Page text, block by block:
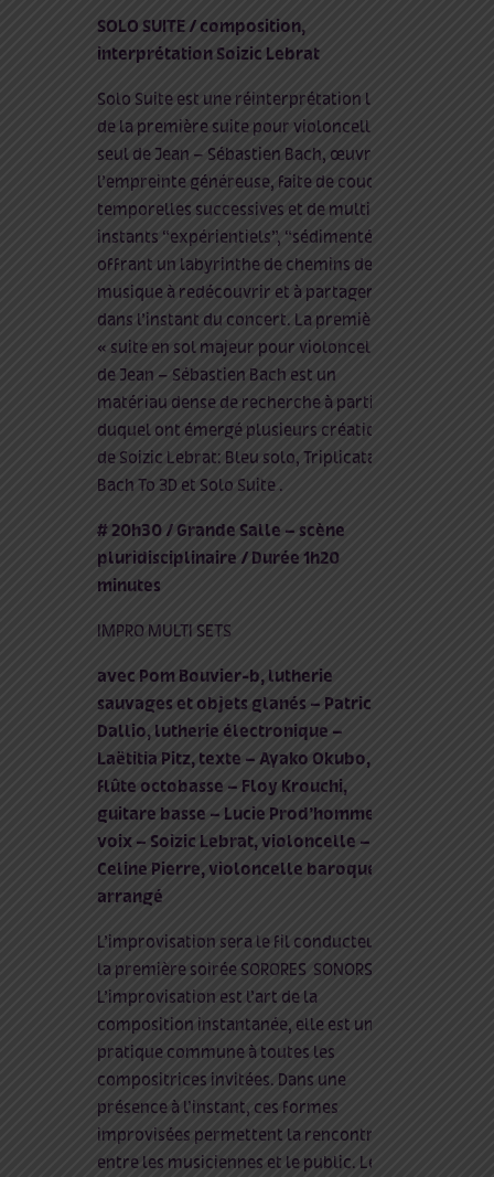
SOLO SUITE / composition,
interprétation Soizic Lebrat
Solo Suite est une réinterprétation libre,
de la première suite pour violoncelle
seul de Jean – Sébastien Bach, œuvre à
l’empreinte généreuse, faite de couches
temporelles successives et de multiples
instants “expérientiels”, “sédimentés”,
offrant un labyrinthe de chemins de
musique à redécouvrir et à partager
dans l’instant du concert. La première
« suite en sol majeur pour violoncelle »
de Jean – Sébastien Bach est un
matériau dense de recherche à partir
duquel ont émergé plusieurs créations
de Soizic Lebrat: Bleu solo, Triplicata,
Bach To 3D et Solo Suite .
# 20h30 / Grande Salle – scène
pluridisciplinaire / Durée 1h20
minutes
IMPRO MULTI SETS
avec Pom Bouvier-b, lutherie
sauvages et objets glanés – Patricia
Dallio, lutherie électronique –
Laëtitia Pitz, texte – Ayako Okubo,
flûte octobasse – Floy Krouchi,
guitare basse – Lucie Prod’homme,
voix – Soizic Lebrat, violoncelle –
Celine Pierre, violoncelle baroque
arrangé
L’improvisation sera le fil conducteur de
la première soirée SORORES SONORS.
L’improvisation est l’art de la
composition instantanée, elle est une
pratique commune à toutes les
compositrices invitées. Dans une
présence à l’instant, ces formes
improvisées permettent la rencontre
entre les musiciennes et le public. Les